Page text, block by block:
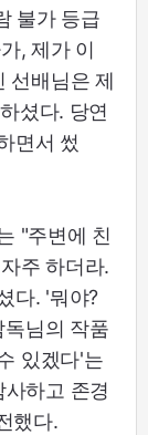
불가 등급
, 제가 이
선배님은 제
셨다. 당연
면서 썼
"주변에 친
주 하더라.
다. '뭐야?
독님의 작품
있겠다'는
하고 존경
했다.